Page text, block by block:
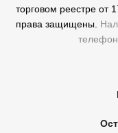
торговом реестре от
права защищены.